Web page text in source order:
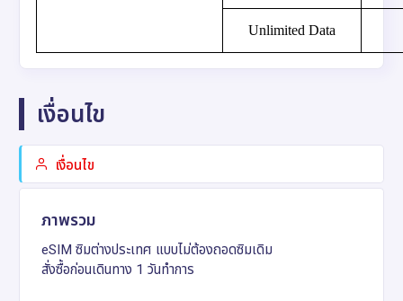
Unlimited Data
เงื่อนไข
เงื่อนไข
ภาพรวม
eSIM ซิมต่างประเทศ แบบไม่ต้องถอดซิมเดิม
สั่งซื้อก่อนเดินทาง 1 วันทำการ